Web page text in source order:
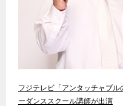
フジテレビ「アンタッチャブ
ーダンススクール講師が出演